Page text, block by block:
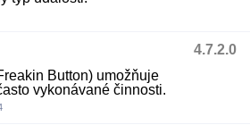
4.7.2.0
Button) umožňuje
vykonávané činnosti.